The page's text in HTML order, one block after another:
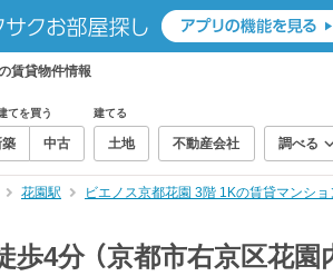
賃貸物件情報
てを買う
中古
建てる
土地 不動産会社 調べる
花園駅 ビエノス京都花園 3階 1Kの賃貸マンショ
4分 （京都市右京区花園